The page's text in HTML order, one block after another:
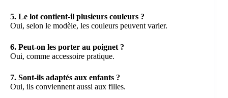
5. Le lot contient-il plusieurs couleurs ?
Oui, selon le modèle, les couleurs peuvent varier.
6. Peut-on les porter au poignet ?
Oui, comme accessoire pratique.
7. Sont-ils adaptés aux enfants ?
Oui, ils conviennent aussi aux filles.